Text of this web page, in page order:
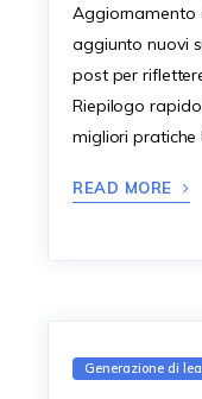
Aggiornamento
aggiunto nuovi
post per
Riepilogo
migliori pratiche
READ MORE
Generazione di